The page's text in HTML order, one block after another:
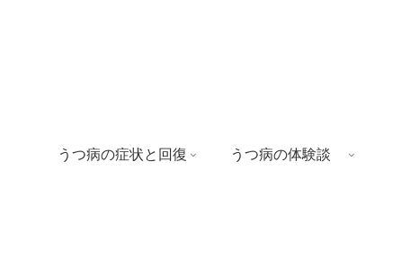
うつ病の症状と回復 うつ病の体験談